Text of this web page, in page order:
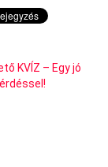
KVÍZ – Egy jó